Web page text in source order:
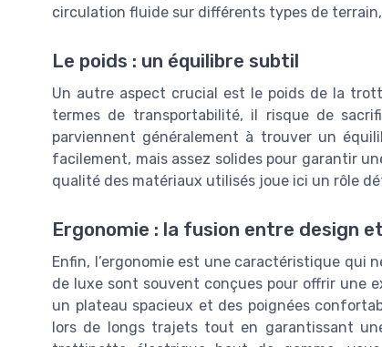
circulation fluide sur différents types de
Le poids : un équilibre subtil
Un autre aspect crucial est le poids de la
termes de transportabilité, il risque de
parviennent généralement à trouver un
facilement, mais assez solides pour garantir
qualité des matériaux utilisés joue ici un rôle
Ergonomie : la fusion entre design
Enfin, l’ergonomie est une caractéristique qui
de luxe sont souvent conçues pour offrir une
un plateau spacieux et des poignées
lors de longs trajets tout en garantissant